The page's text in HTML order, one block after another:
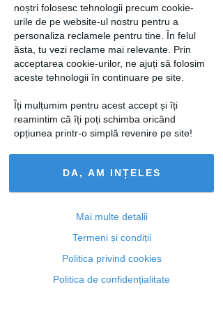
noștri folosesc tehnologii precum cookie-
urile de pe website-ul nostru pentru a
personaliza reclamele pentru tine. În felul
ăsta, tu vezi reclame mai relevante. Prin
acceptarea cookie-urilor, ne ajuți să folosim
aceste tehnologii în continuare pe site.
Îți mulțumim pentru acest accept și îți
reamintim că îți poți schimba oricând
opțiunea printr-o simplă revenire pe site!
DA, AM INȚELES
Mai multe detalii
Termeni și condiții
Politica privind cookies
Politica de confidențialitate
Cariera ta este foarte important si de
multe ori alegi munca in detrimentul unei
relatii?
Ce spune cifra sexuala despre tine - Ai
Esti foarte schimbatoare intr-o relatie?
Indiferent de raspunsurile pe care ti le-
te simti pregatita, nu sa
premeditezi momentul!